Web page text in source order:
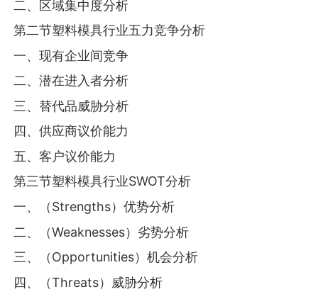
二、区域集中度分析
第二节塑料模具行业五力竞争分析
一、现有企业间竞争
二、潜在进入者分析
三、替代品威胁分析
四、供应商议价能力
五、客户议价能力
第三节塑料模具行业SWOT分析
一、（Strengths）优势分析
二、（Weaknesses）劣势分析
三、（Opportunities）机会分析
四、（Threats）威胁分析